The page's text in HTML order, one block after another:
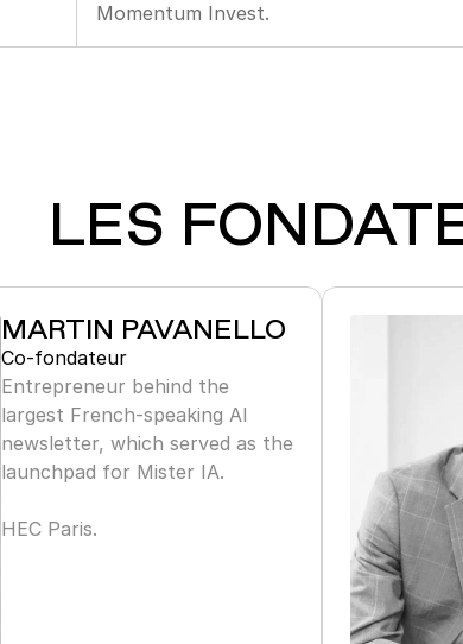
Momentum Invest.
LES
MARTIN PAVANELLO
Co-fondateur
Entrepreneur behind the
largest French-speaking AI
newsletter, which served as the
launchpad for Mister IA.
HEC Paris.